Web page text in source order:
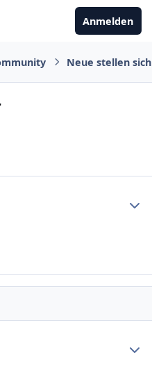
Anmelden
Neue stellen